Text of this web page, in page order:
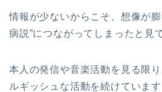
情報が少ないからこそ、想像が
病説”につながってしまったと見
本人の発信や音楽活動を見る限
ルギッシュな活動を続けています